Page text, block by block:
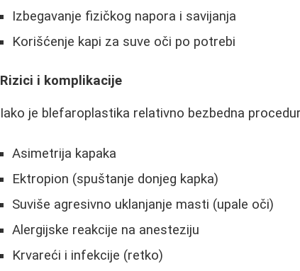
Izbegavanje fizičkog napora i savijanja
Korišćenje kapi za suve oči po potrebi
Rizici i komplikacije
Iako je blefaroplastika relativno bezbedna
Asimetrija kapaka
Ektropion (spuštanje donjeg kapka)
Suviše agresivno uklanjanje masti (upale oči)
Alergijske reakcije na anesteziju
Krvareći i infekcije (retko)